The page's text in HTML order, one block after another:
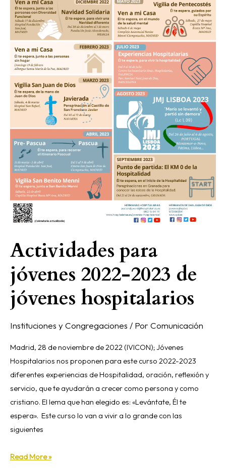
Actividades para
jóvenes 2022-2023 de
jóvenes hospitalarios
Instituciones y Congregaciones / Por Comunicación
Madrid, 28 de noviembre de 2022 (IVICON); Jóvenes
Hospitalarios nos proponen para este curso 2022-2023
diferentes experiencias de Hospitalidad, oración, reflexión y
servicio, que te ayudarán a crecer como persona y como
cristiano. El lema que han elegido es: «Levántate, Él te
espera». Este curso lo van a vivir a lo grande con las
siguientes
de
jóvenes
hospitalarios
Read More »